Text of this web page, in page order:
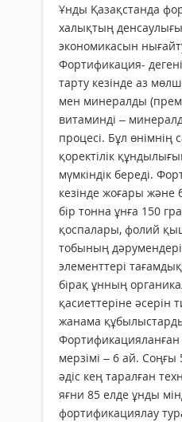
Ұнды Қазақстанда
халықтың денсаулығы
экономикасын
Фортификация-
тарту кезінде аз
мен минералды
витаминді –
процесі. Бұл өнімнің
қоректілік
мүмкіндік береді.
кезінде жоғары және
бір тонна ұнға 150
қоспалары, фолий
тобының
элементтері
бірақ ұнның
қасиеттеріне әсерін
жанама
мерзімі – 6 ай. Соңғы
әдіс кең таралған
яғни 85 елде ұнды
фортификациялау